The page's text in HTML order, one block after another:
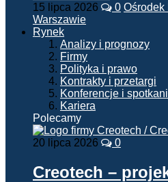
15 lipca 2026 0 Ośrodek
Warszawie
Rynek
Analizy i prognozy
Firmy
Polityka i prawo
Kontrakty i przetargi
Konferencje i
Kariera
Polecamy
20 lipca 2026 0
Creotech –